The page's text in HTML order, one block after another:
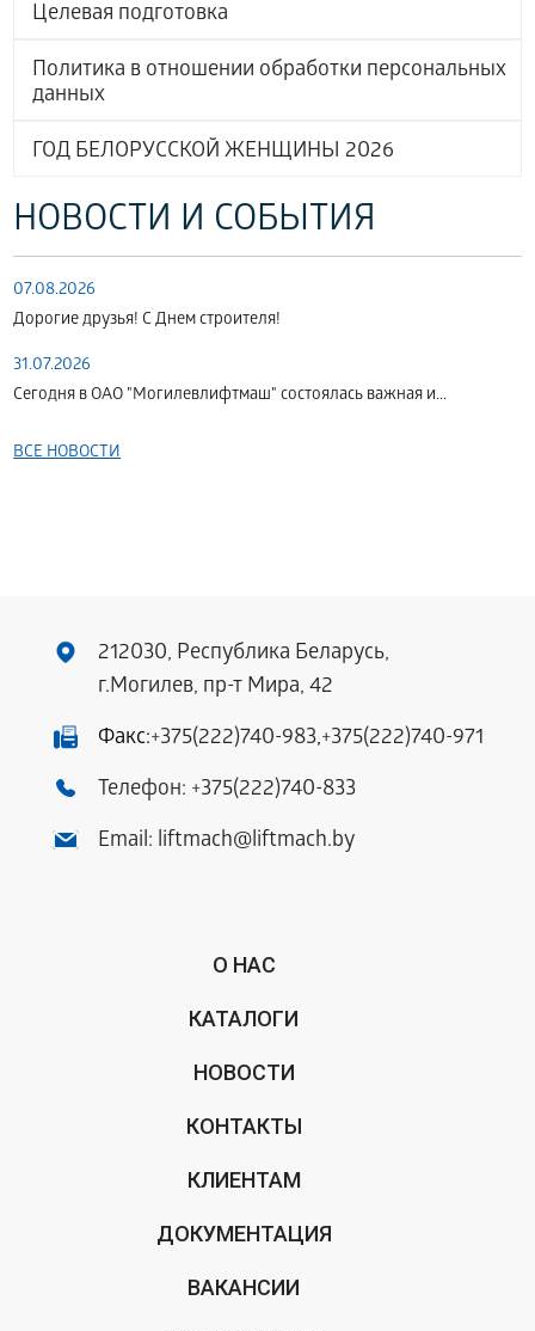
Целевая подготовка
Политика в отношении обработки персональных
данных
ГОД БЕЛОРУССКОЙ ЖЕНЩИНЫ 2026
НОВОСТИ И СОБЫТИЯ
07.08.2026
Дорогие друзья! С Днем строителя!
31.07.2026
Сегодня в ОАО "Могилевлифтмаш" состоялась важная и...
ВСЕ НОВОСТИ
212030, Республика Беларусь,
г.Могилев, пр-т Мира, 42
Факс:+375(222)740-983,+375(222)740-971
Телефон: +375(222)740-833
Email: liftmach@liftmach.by
О НАС
КАТАЛОГИ
НОВОСТИ
КОНТАКТЫ
КЛИЕНТАМ
ДОКУМЕНТАЦИЯ
ВАКАНСИИ